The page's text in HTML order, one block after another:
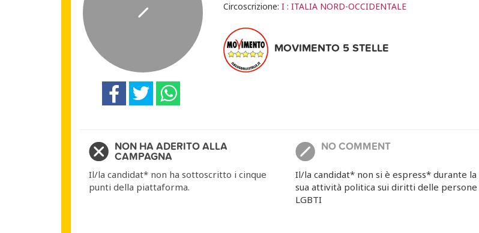
Circoscrizione:I : ITALIA NORD-OCCIDENTALE
MOVIMENTO 5 STELLE
NON HA ADERITO ALLA
CAMPAGNA
Il/la candidat* non ha sottoscritto i cinque
punti della piattaforma.
NO COMMENT
Il/la candidat* non si è espress* durante la
sua attività politica sui diritti delle persone
LGBTI